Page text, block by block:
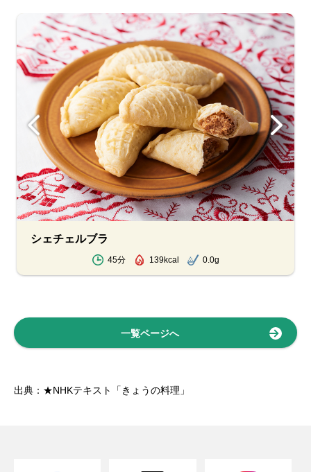
シェチェルブラ
45分 139kcal 0.0g
一覧ページへ
出典：★NHKテキスト「きょうの料理」